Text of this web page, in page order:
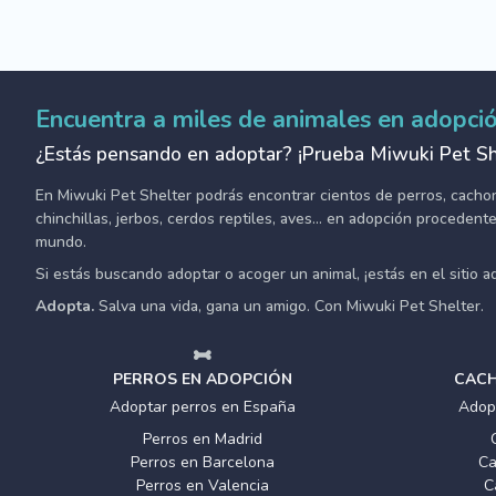
Encuentra a miles de animales en
¿Estás pensando en adoptar? ¡Prueba Miwuki Pet
En Miwuki Pet Shelter podrás encontrar cientos de perros,
chinchillas, jerbos, cerdos reptiles, aves... en adopción
mundo.
Si estás buscando adoptar o acoger un animal, ¡estás en el sitio
Adopta. Salva una vida, gana un amigo. Con Miwuki Pet Shelter.
PERROS EN ADOPCIÓN
Adoptar perros en España
Perros en Madrid
Perros en Barcelona
Perros en Valencia